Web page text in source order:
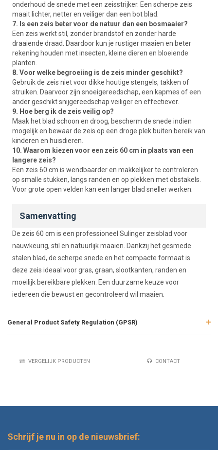
onderhoud de snede met een zeisstrijker. Een scherpe zeis
maait lichter, netter en veiliger dan een bot blad.
7. Is een zeis beter voor de natuur dan een bosmaaier?
Een zeis werkt stil, zonder brandstof en zonder harde
draaiende draad. Daardoor kun je rustiger maaien en beter
rekening houden met insecten, kleine dieren en bloeiende
planten.
8. Voor welke begroeiing is de zeis minder geschikt?
Gebruik de zeis niet voor dikke houtige stengels, takken of
struiken. Daarvoor zijn snoeigereedschap, een kapmes of een
ander geschikt snijgereedschap veiliger en effectiever.
9. Hoe berg ik de zeis veilig op?
Maak het blad schoon en droog, bescherm de snede indien
mogelijk en bewaar de zeis op een droge plek buiten bereik van
kinderen en huisdieren.
10. Waarom kiezen voor een zeis 60 cm in plaats van een
langere zeis?
Een zeis 60 cm is wendbaarder en makkelijker te controleren
op smalle stukken, langs randen en op plekken met obstakels.
Voor grote open velden kan een langer blad sneller werken.
Samenvatting
De zeis 60 cm is een professioneel Sulinger zeisblad voor
nauwkeurig, stil en natuurlijk maaien. Dankzij het gesmede
stalen blad, de scherpe snede en het compacte formaat is
deze zeis ideaal voor gras, graan, slootkanten, randen en
moeilijk bereikbare plekken. Een duurzame keuze voor
iedereen die bewust en gecontroleerd wil maaien.
General Product Safety Regulation (GPSR)
VERGELIJK PRODUCTEN CONTACT
Schrijf je nu in op de nieuwsbrief: